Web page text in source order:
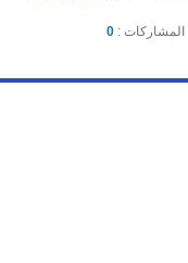
المشاركات : 0